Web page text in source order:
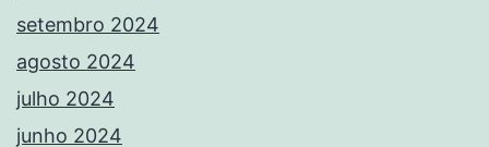
setembro 2024
agosto 2024
julho 2024
junho 2024